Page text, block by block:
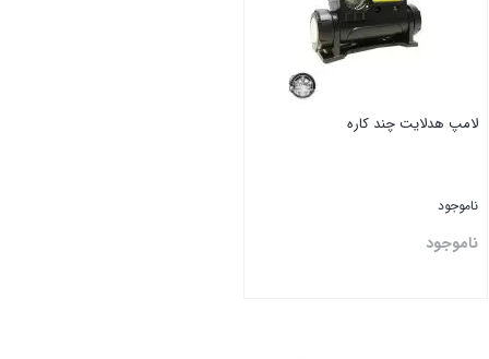
لامپ هدلایت چند کاره
ناموجود
ناموجود